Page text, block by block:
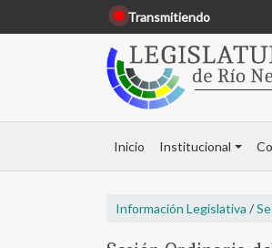
Transmitiendo
Inicio Institucional
Información Legislativa /